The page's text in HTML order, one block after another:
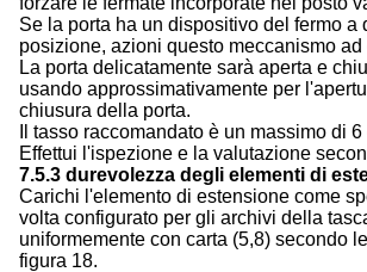
Se la porta ha un dispositivo del fermo a
posizione, azioni questo meccanismo ad
La porta delicatamente sarà aperta e
usando approssimativamente per
chiusura della porta.
Il tasso raccomandato è un massimo di
Effettui l'ispezione e la valutazione
7.5.3 durevolezza degli elementi di
Carichi l'elemento di estensione come
volta configurato per gli archivi della
uniformemente con carta (5,8) secondo
figura 18.